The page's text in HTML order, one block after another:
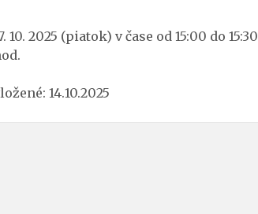
10. 2025 (piatok) v čase od 15:00 do 15:30
14.10.2025